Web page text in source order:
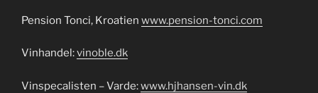
Pension Tonci, Kroatien www.pension-tonci.com
Vinhandel:vinoble.dk
Vinspecalisten – Varde:www.hjhansen-vin.dk